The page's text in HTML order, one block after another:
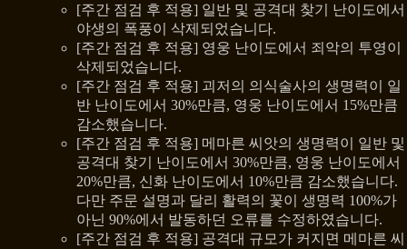
[주간 점검 후 적용] 일반 및 공격대 찾기 난이도에서
야생의 폭풍이 삭제되었습니다.
[주간 점검 후 적용] 영웅 난이도에서 죄악의 투영이
삭제되었습니다.
[주간 점검 후 적용] 괴저의 의식술사의 생명력이 일
반 난이도에서 30%만큼, 영웅 난이도에서 15%만큼
감소했습니다.
[주간 점검 후 적용] 메마른 씨앗의 생명력이 일반 및
공격대 찾기 난이도에서 30%만큼, 영웅 난이도에서
20%만큼, 신화 난이도에서 10%만큼 감소했습니다.
다만 주문 설명과 달리 활력의 꽃이 생명력 100%가
아닌 90%에서 발동하던 오류를 수정하였습니다.
[주간 점검 후 적용] 공격대 규모가 커지면 메마른 씨